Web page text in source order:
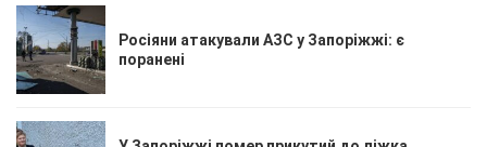
Росіяни атакували АЗС у Запоріжжі: є
поранені